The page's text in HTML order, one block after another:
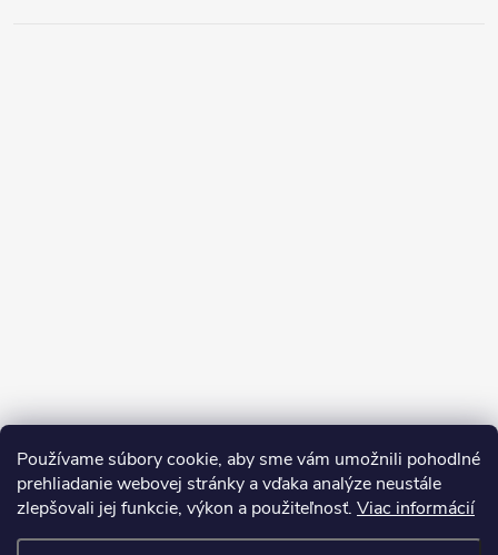
Používame súbory cookie, aby sme vám umožnili pohodlné
prehliadanie webovej stránky a vďaka analýze neustále
zlepšovali jej funkcie, výkon a použiteľnosť. Viac informácií